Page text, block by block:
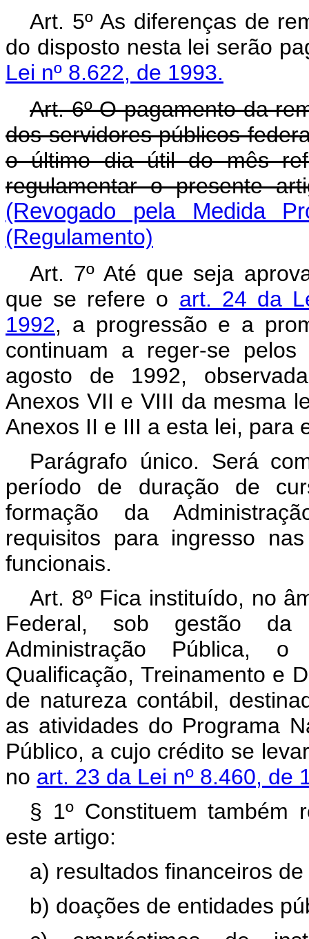
Art. 5º As diferenças de
do disposto nesta lei serão
Lei nº 8.622, de 1993.
Art. 6º O pagamento da
dos servidores públicos
o último dia útil do mês
regulamentar o presente
(Revogado pela Medida
(Regulamento)
Art. 7º Até que seja
que se refere o art. 24 da
1992, a progressão e a
continuam a reger-se
agosto de 1992,
Anexos VII e VIII da mesma
Anexos II e III a esta lei, para
Parágrafo único. Será
período de duração de
formação da
requisitos para ingresso
funcionais.
Art. 8º Fica instituído, no
Federal, sob gestão da
Administração Pública,
Qualificação, Treinamento e
de natureza contábil,
as atividades do Programa
Público, a cujo crédito se
no art. 23 da Lei nº 8.460, de
§ 1º Constituem também
este artigo:
a) resultados financeiros
b) doações de entidades